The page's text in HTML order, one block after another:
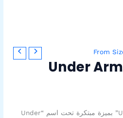
From
Under
تم تصميم منتج “Underarmer” بميزة مبتكرة تحت اسم “Under